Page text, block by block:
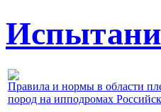
Правила и нормы в области
пород на ипподромах